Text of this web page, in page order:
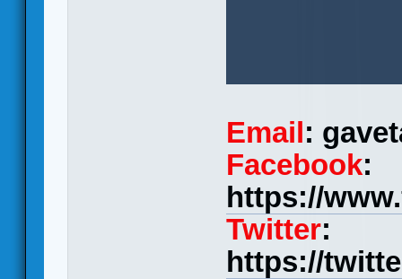
Email:
Facebook:
https://
Twitter:
https://